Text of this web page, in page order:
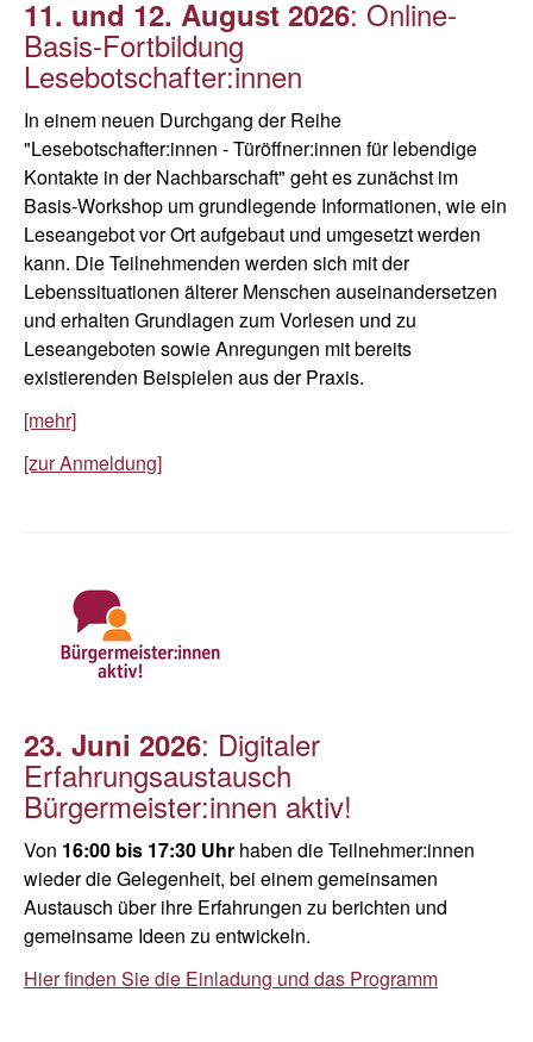
11. und 12. August 2026: Online-
Basis-Fortbildung
Lesebotschafter:innen
In einem neuen Durchgang der Reihe
"Lesebotschafter:innen - Türöffner:innen für lebendige
Kontakte in der Nachbarschaft" geht es zunächst im
Basis-Workshop um grundlegende Informationen, wie ein
Leseangebot vor Ort aufgebaut und umgesetzt werden
kann. Die Teilnehmenden werden sich mit der
Lebenssituationen älterer Menschen auseinandersetzen
und erhalten Grundlagen zum Vorlesen und zu
Leseangeboten sowie Anregungen mit bereits
existierenden Beispielen aus der Praxis.
[mehr]
[zur Anmeldung]
23. Juni 2026: Digitaler
Erfahrungsaustausch
Bürgermeister:innen aktiv!
Von 16:00 bis 17:30 Uhr haben die Teilnehmer:innen
wieder die Gelegenheit, bei einem gemeinsamen
Austausch über ihre Erfahrungen zu berichten und
gemeinsame Ideen zu entwickeln.
Hier finden Sie die Einladung und das Programm